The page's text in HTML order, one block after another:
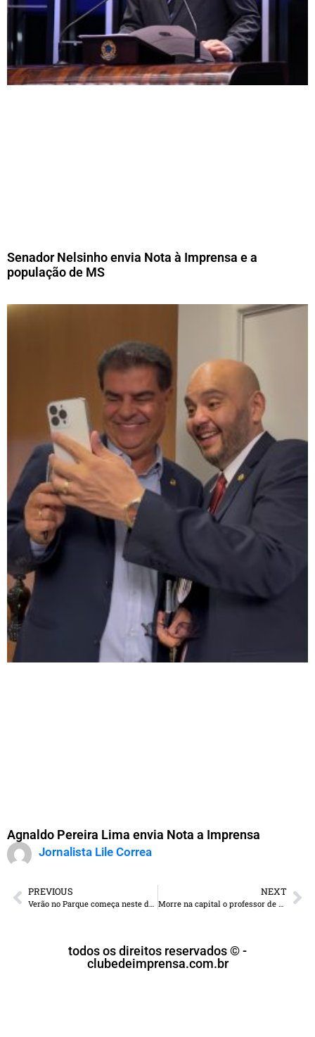
Senador Nelsinho envia Nota à Imprensa e a
população de MS
Agnaldo Pereira Lima envia Nota a Imprensa
Jornalista Lile Correa
PREVIOUS
Verão no Parque começa neste domingo à tarde em Ponta Porã
NEXT
Morre na capital o professor de Ponta Porã, Celso Mazzei
todos os direitos reservados © -
clubedeimprensa.com.br